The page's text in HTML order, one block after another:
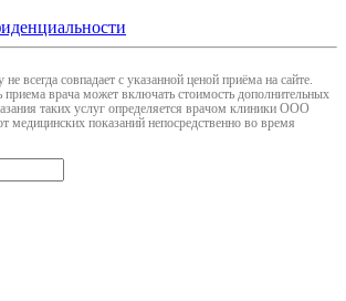
всегда совпадает с указанной ценой приёма на сайте.
приема врача может включать стоимость дополнительных
таких услуг определяется врачом клиники ООО
медицинских показаний непосредственно во время